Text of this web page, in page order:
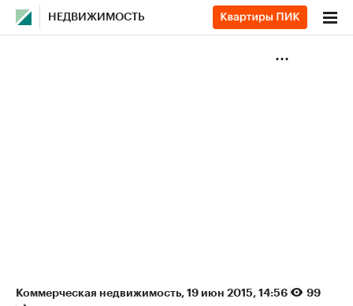
НЕДВИЖИМОСТЬ
Коммерческая недвижимость⁠, 19 июн 2015, 14:56 99